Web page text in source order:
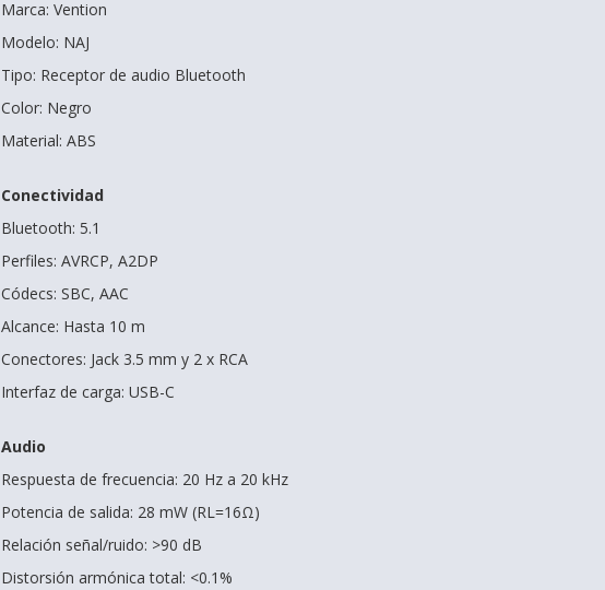
Marca: Vention
Modelo: NAJ
Tipo: Receptor de audio Bluetooth
Color: Negro
Material: ABS
Conectividad
Bluetooth: 5.1
Perfiles: AVRCP, A2DP
Códecs: SBC, AAC
Alcance: Hasta 10 m
Conectores: Jack 3.5 mm y 2 x RCA
Interfaz de carga: USB-C
Audio
Respuesta de frecuencia: 20 Hz a 20 kHz
Potencia de salida: 28 mW (RL=16Ω)
Relación señal/ruido: >90 dB
Distorsión armónica total: <0.1%